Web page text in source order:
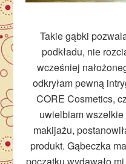
Takie gąbki
podkładu, nie
wcześniej
odkryłam pewną
CORE Cosmetics,
uwielbiam
makijażu,
produkt. Gąbeczka